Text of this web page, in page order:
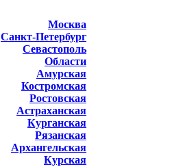
Москва
Санкт-Петербург
Севастополь
Области
Амурская
Костромская
Ростовская
Астраханская
Курганская
Рязанская
Архангельская
Курская